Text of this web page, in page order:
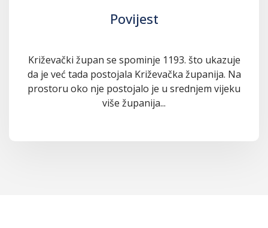
Povijest
Križevački župan se spominje 1193. što ukazuje
da je već tada postojala Križevačka županija. Na
prostoru oko nje postojalo je u srednjem vijeku
više županija...